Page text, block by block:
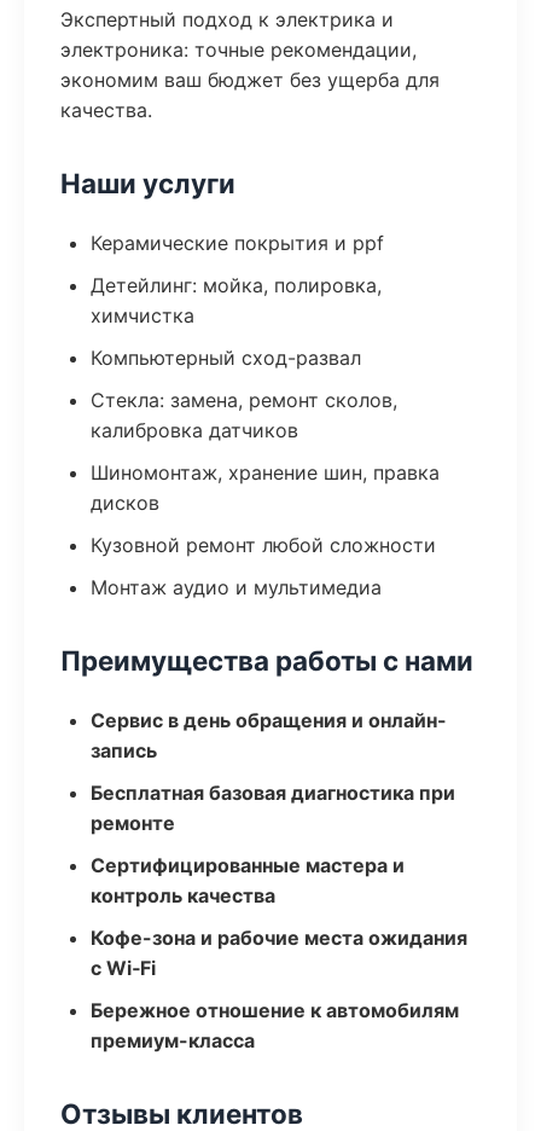
Экспертный подход к электрика и
электроника: точные рекомендации,
экономим ваш бюджет без ущерба для
качества.
Наши услуги
Керамические покрытия и ppf
Детейлинг: мойка, полировка,
химчистка
Компьютерный сход-развал
Стекла: замена, ремонт сколов,
калибровка датчиков
Шиномонтаж, хранение шин, правка
дисков
Кузовной ремонт любой сложности
Монтаж аудио и мультимедиа
Преимущества работы с нами
Сервис в день обращения и онлайн-
запись
Бесплатная базовая диагностика при
ремонте
Сертифицированные мастера и
контроль качества
Кофе-зона и рабочие места ожидания
с Wi‑Fi
Бережное отношение к автомобилям
премиум-класса
Отзывы клиентов